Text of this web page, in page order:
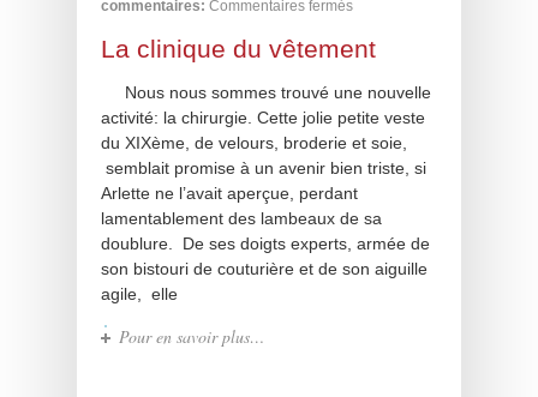
commentaires: Commentaires fermés
La clinique du vêtement
Nous nous sommes trouvé une nouvelle
activité: la chirurgie. Cette jolie petite veste
du XIXème, de velours, broderie et soie,
semblait promise à un avenir bien triste, si
Arlette ne l’avait aperçue, perdant
lamentablement des lambeaux de sa
doublure. De ses doigts experts, armée de
son bistouri de couturière et de son aiguille
agile, elle
Pour en savoir plus…